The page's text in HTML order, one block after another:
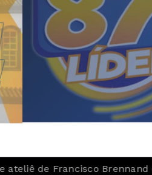
Brennand celebra